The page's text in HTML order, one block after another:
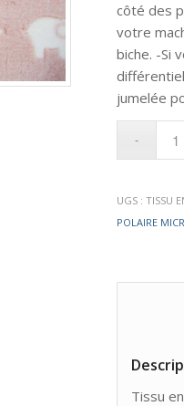
côté des
votre
biche. -Si
jumelée
UGS :TISSU
POLAIRE
Tissu